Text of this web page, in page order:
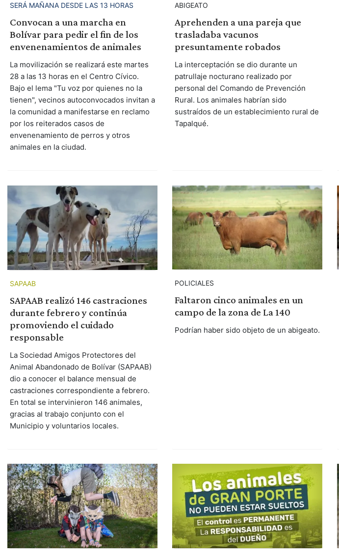
SERÁ MAÑANA DESDE LAS 13 HORAS
Convocan a una marcha en
Bolívar para pedir el fin de los
envenenamientos de animales
La movilización se realizará este martes
28 a las 13 horas en el Centro Cívico.
Bajo el lema "Tu voz por quienes no la
tienen", vecinos autoconvocados invitan a
la comunidad a manifestarse en reclamo
por los reiterados casos de
envenenamiento de perros y otros
animales en la ciudad.
ABIGEATO
Aprehenden a una pareja que
trasladaba vacunos
presuntamente robados
La interceptación se dio durante un
patrullaje nocturano realizado por
personal del Comando de Prevención
Rural. Los animales habrían sido
sustraídos de un establecimiento rural de
Tapalqué.
SAPAAB
SAPAAB realizó 146 castraciones
durante febrero y continúa
promoviendo el cuidado
responsable
La Sociedad Amigos Protectores del
Animal Abandonado de Bolívar (SAPAAB)
dio a conocer el balance mensual de
castraciones correspondiente a febrero.
En total se intervinieron 146 animales,
gracias al trabajo conjunto con el
Municipio y voluntarios locales.
POLICIALES
Faltaron cinco animales en un
campo de la zona de La 140
Podrían haber sido objeto de un abigeato.